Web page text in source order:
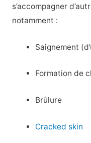
s’accompagner
notamment :
Saignement
Formation de
Brûlure
Cracked skin